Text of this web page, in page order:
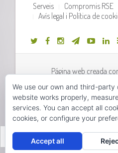
Serveis Compromis RSE
Avís legal i Política de
Página web creada
Desarrollo web
Hola, pincha
We use our own and third-party
website works properly,
services. You can accept all
cookies, or configure your
Accept all